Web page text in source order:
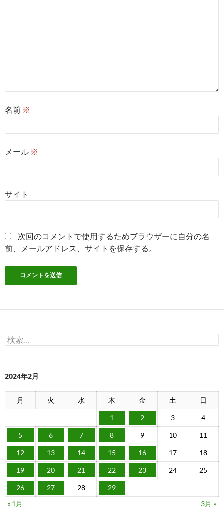
名前 ※
メール ※
サイト
次回のコメントで使用するためブラウザーに自分の名
前、メールアドレス、サイトを保存する。
検
索:
2024年2月
月 火 水 木 金 土 日
1 2 3 4
5 6 7 8 9 10 11
12 13 14 15 16 17 18
19 20 21 22 23 24 25
26 27 28
29
« 1月
3月 »